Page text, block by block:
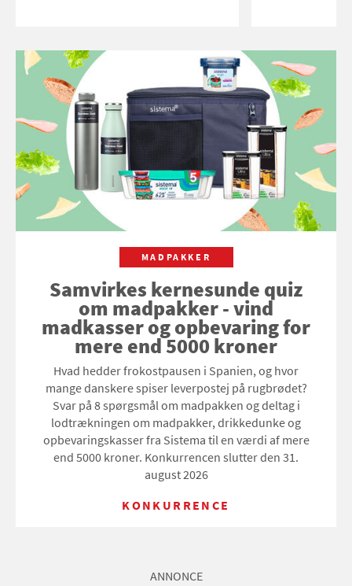
MADPAKKER
Samvirkes kernesunde quiz
om madpakker - vind
madkasser og opbevaring for
mere end 5000 kroner
Hvad hedder frokostpausen i Spanien, og hvor
mange danskere spiser leverpostej på rugbrødet?
Svar på 8 spørgsmål om madpakken og deltag i
lodtrækningen om madpakker, drikkedunke og
opbevaringskasser fra Sistema til en værdi af mere
end 5000 kroner. Konkurrencen slutter den 31.
august 2026
KONKURRENCE
ANNONCE